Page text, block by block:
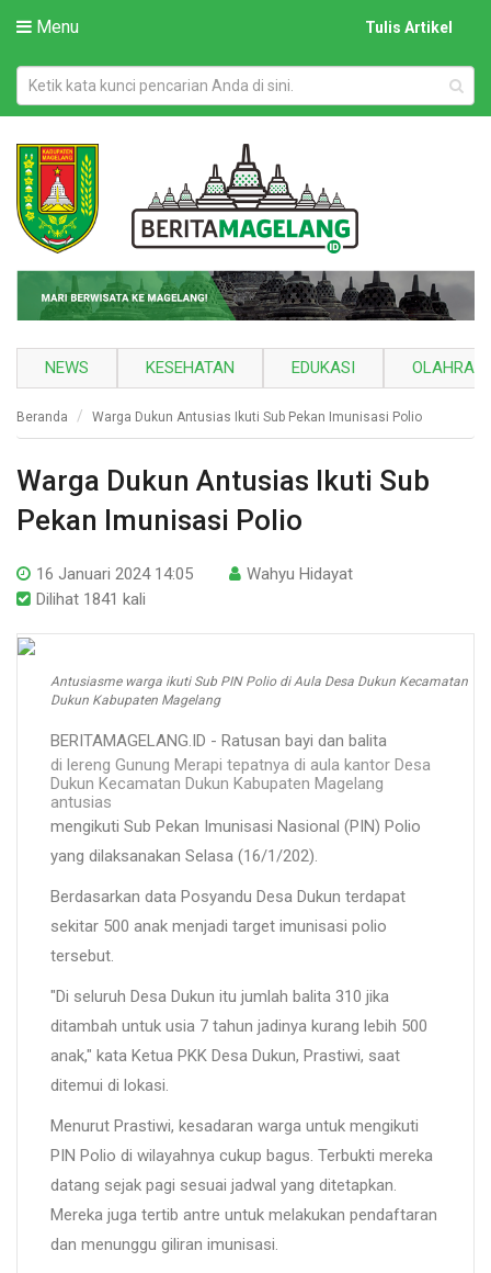
Menu Tulis Artikel
NEWS KESEHATAN EDUKASI
Beranda Warga Dukun Antusias Ikuti Sub Pekan Imunisasi Polio
Warga Dukun Antusias Ikuti Sub
Pekan Imunisasi Polio
16 Januari 2024 14:05
Wahyu Hidayat
Dilihat 1841 kali
Antusiasme warga ikuti Sub PIN Polio di Aula Desa Dukun Kecamatan
Dukun Kabupaten Magelang
BERITAMAGELANG.ID - Ratusan bayi dan balita
di lereng Gunung Merapi tepatnya di aula kantor Desa
Dukun Kecamatan Dukun Kabupaten Magelang
antusias
mengikuti Sub Pekan Imunisasi Nasional (PIN) Polio
yang dilaksanakan Selasa (16/1/202).
Berdasarkan data Posyandu Desa Dukun terdapat
sekitar 500 anak menjadi target imunisasi polio
tersebut.
"Di seluruh Desa Dukun itu jumlah balita 310 jika
ditambah untuk usia 7 tahun jadinya kurang lebih 500
anak," kata Ketua PKK Desa Dukun, Prastiwi, saat
ditemui di lokasi.
Menurut Prastiwi, kesadaran warga untuk mengikuti
PIN Polio di wilayahnya cukup bagus. Terbukti mereka
datang sejak pagi sesuai jadwal yang ditetapkan.
Mereka juga tertib antre untuk melakukan pendaftaran
dan menunggu giliran imunisasi.